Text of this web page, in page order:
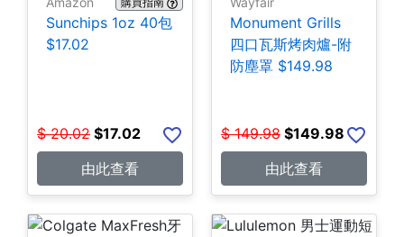
Sunchips 1oz 40包
$17.02
$ 20.02 $17.02
由此查看
Monument Grills
四口瓦斯烤肉爐-附
防塵罩 $149.98
$ 149.98 $149.98
由此查看